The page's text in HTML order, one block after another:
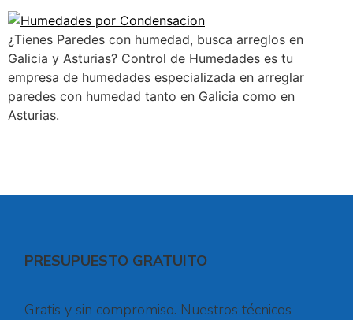
¿Tienes Paredes con humedad, busca arreglos en
Galicia y Asturias? Control de Humedades es tu
empresa de humedades especializada en arreglar
paredes con humedad tanto en Galicia como en
Asturias.
PRESUPUESTO GRATUITO
Gratis y sin compromiso. Nuestros técnicos